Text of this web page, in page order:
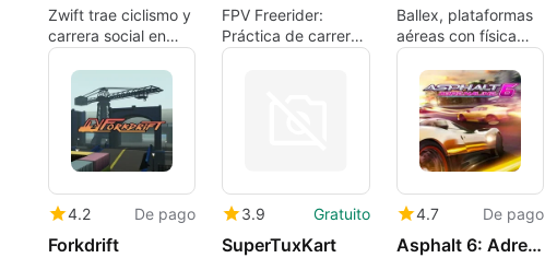
Zwift trae ciclismo y
carrera social en
interiores a Mac
FPV Freerider:
Práctica de carreras
FPV ligera para
Ballex, plataformas
aéreas con física
precisa y creación
comunitaria
4.2 De pago
Forkdrift
3.9 Gratuito
SuperTuxKart
4.7 De pago
Asphalt 6: Adrenaline